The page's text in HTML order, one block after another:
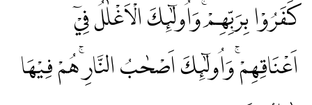
كَفَرُوْا بِرَبِّهِمْۚ وَاُولٰۤىِٕكَ الْاَغْلٰلُ فِيْٓ
اَعْنَاقِهِمْۚ وَاُولٰۤىِٕكَ اَصْحٰبُ النَّارِۚ هُمْ فِيْهَا